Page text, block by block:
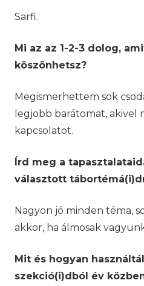
Sarfi.
Mi az az 1-2-3 dolog,
köszönhetsz?
Megismerhettem sok
legjobb barátomat, akivel
kapcsolatot.
Írd meg a
választott
Nagyon jó minden téma,
akkor, ha álmosak
Mit és hogyan
szekció(i)dból év